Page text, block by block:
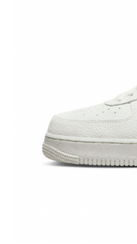
Accesorii
Ingrijire incaltaminte
Sosete